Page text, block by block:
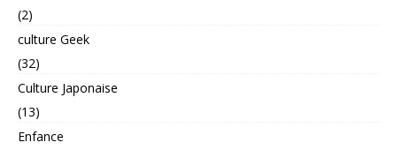
(2)
culture Geek
(32)
Culture Japonaise
(13)
Enfance